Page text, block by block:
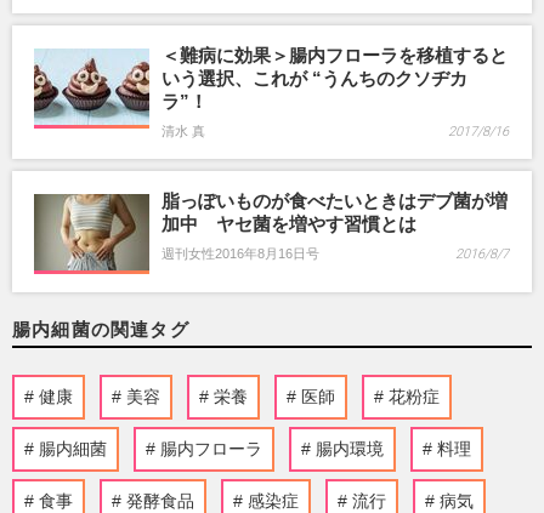
＜難病に効果＞腸内フローラを移植すると
いう選択、これが “うんちのクソヂカ
ラ”！
清水 真 2017/8/16
脂っぽいものが食べたいときはデブ菌が増
加中 ヤセ菌を増やす習慣とは
週刊女性2016年8月16日号 2016/8/7
腸内細菌の関連タグ
健康 美容 栄養 医師 花粉症
腸内細菌 腸内フローラ 腸内環境 料理
食事 発酵食品 感染症 流行 病気